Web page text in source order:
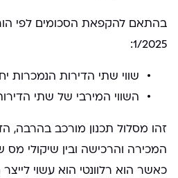
בהתאם להקפאת הסכומים לפי
1/2025:
שווי שתי הדירות הנמכרות יחד:
השווי המירבי של שתי הדירות:
זהו מסלול תכנון מורכב בהרבה,
המכירה והרכישה ובין שיקולי
כאשר הוא רלוונטי הוא עשוי לייצר